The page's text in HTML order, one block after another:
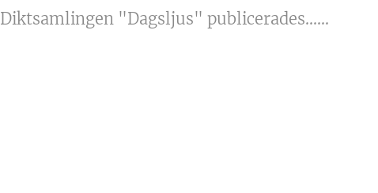
Diktsamlingen "Dagsljus" publicerades......